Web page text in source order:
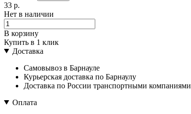
33 р.
Нет в наличии
В корзину
Купить в 1 клик
Доставка
Самовывоз в Барнауле
Курьерская доставка по Барнаулу
Доставка по России транспортными компаниями
Оплата